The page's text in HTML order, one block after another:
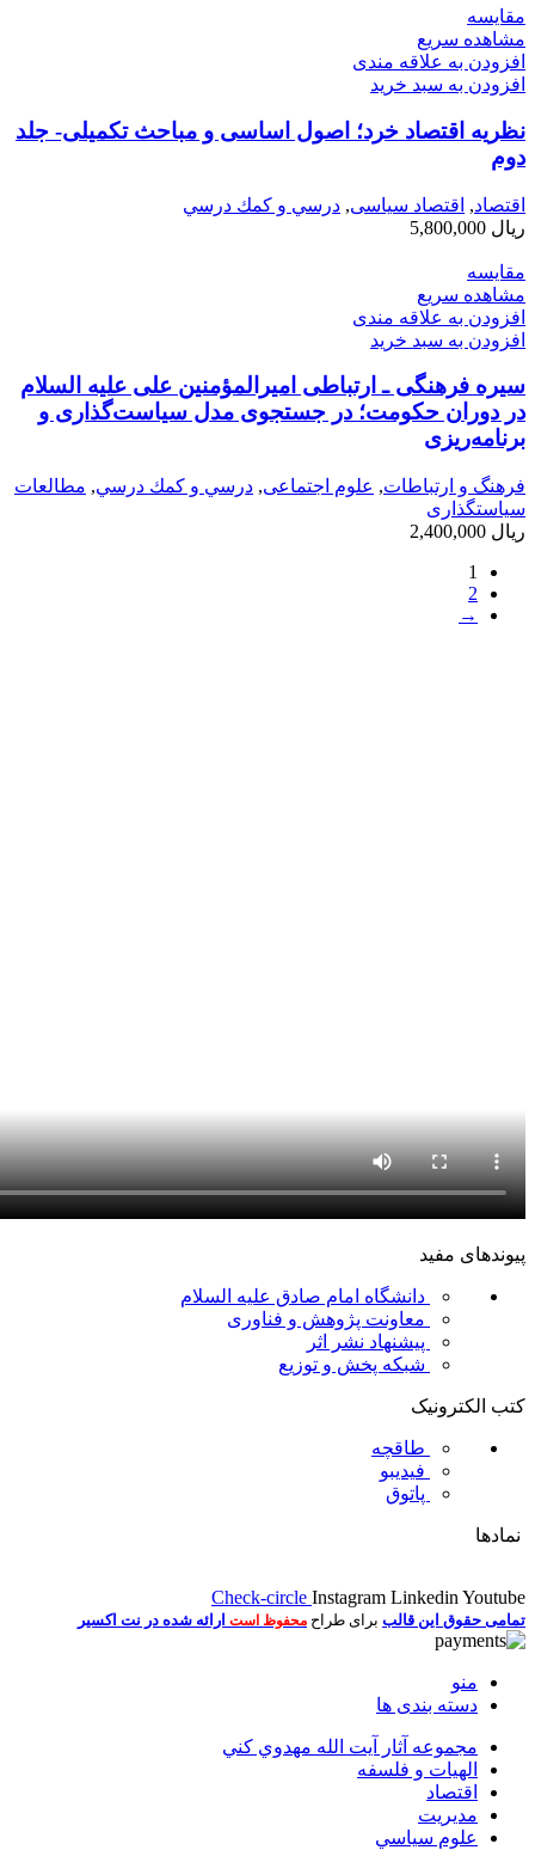
مقایسه
مشاهده سریع
افزودن به علاقه مندی
افزودن به سبد خرید
نظریه اقتصاد خرد؛ اصول اساسی و مباحث تکمیلی- جلد
دوم
اقتصاد, اقتصاد سیاسی, درسي و كمك درسي
ریال
مقایسه
مشاهده سریع
افزودن به علاقه مندی
افزودن به سبد خرید
سیره ‌فرهنگی ـ ارتباطی امیرالمؤمنین علی علیه السلام
در دوران حکومت؛ در جستجوی مدل سیاست‌گذاری و
برنامه‌ریزی
فرهنگ و ارتباطات, علوم اجتماعی, درسي و كمك درسي, مطالعات
سیاستگذاری
ریال
1
2
→
پیوندهای مفید
دانشگاه امام صادق علیه السلام
معاونت پژوهش و فناوری
پیشنهاد نشر اثر
شبکه پخش و توزیع
کتب الکترونیک
طاقچه
فیدیبو
پاتوق
نمادها
Check-circle Instagram Linkedin Youtube
تمامی حقوق این قالب برای طراح محفوظ است ارائه شده در نت اکسیر
منو
دسته بندی ها
مجموعه آثار آيت الله مهدوي كني
الهیات و فلسفه
اقتصاد
مديريت
علوم سياسي